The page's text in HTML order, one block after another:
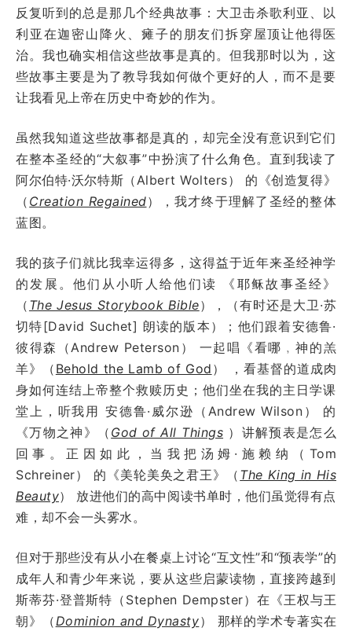
反复听到的总是那几个经典故事：大卫击杀歌利亚、以
利亚在迦密山降火、瘫子的朋友们拆穿屋顶让他得医
治。我也确实相信这些故事是真的。但我那时以为，这
些故事主要是为了教导我如何做个更好的人，而不是要
让我看见上帝在历史中奇妙的作为。
虽然我知道这些故事都是真的，却完全没有意识到它们
在整本圣经的“大叙事”中扮演了什么角色。直到我读了
阿尔伯特·沃尔特斯（Albert Wolters） 的《创造复得》
（ Creation Regained），我才终于理解了圣经的整体
蓝图。
我的孩子们就比我幸运得多，这得益于近年来圣经神学
的发展。他们从小听人给他们读 《耶稣故事圣经》
（ The Jesus Storybook Bible），（有时还是大卫·苏
切特[David Suchet] 朗读的版本）；他们跟着安德鲁·
彼得森（Andrew Peterson） 一起唱《看哪﹐神的羔
羊》（ Behold the Lamb of God ） ，看基督的道成肉
身如何连结上帝整个救赎历史；他们坐在我的主日学课
堂上，听我用 安德鲁·威尔逊（Andrew Wilson） 的
《万物之神》（ God of All Things ）讲解预表是怎么
回事。正因如此，当我把汤姆·施赖纳（Tom
Schreiner） 的《美轮美奂之君王》（ The King in His
Beauty） 放进他们的高中阅读书单时，他们虽觉得有点
难，却不会一头雾水。
但对于那些没有从小在餐桌上讨论“互文性”和“预表学”的
成年人和青少年来说，要从这些启蒙读物，直接跨越到
斯蒂芬·登普斯特（Stephen Dempster）在《王权与王
朝》（ Dominion and Dynasty） 那样的学术专著实在